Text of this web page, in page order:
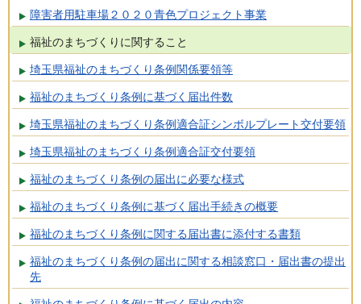
障害者用駐車場２０２０青色プロジェクト事業
福祉のまちづくりに関すること
埼玉県福祉のまちづくり条例関係要領等
福祉のまちづくり条例に基づく届出件数
埼玉県福祉のまちづくり条例適合証シンボルプレート交付要領
埼玉県福祉のまちづくり条例適合証交付要領
福祉のまちづくり条例の届出に必要な様式
福祉のまちづくり条例に基づく届出手続きの概要
福祉のまちづくり条例に関する届出書に添付する書類
福祉のまちづくり条例の届出に関する相談窓口・届出書の提出
先